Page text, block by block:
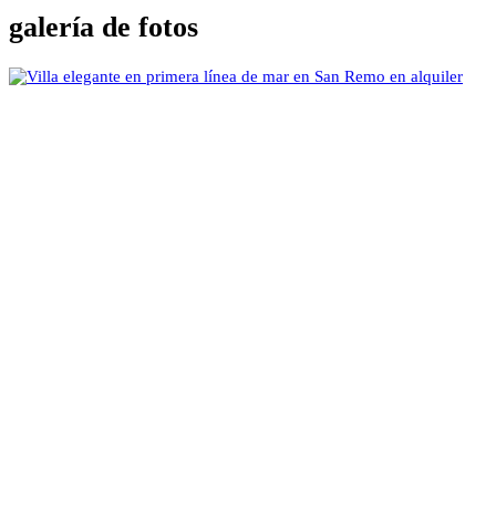
galería de fotos